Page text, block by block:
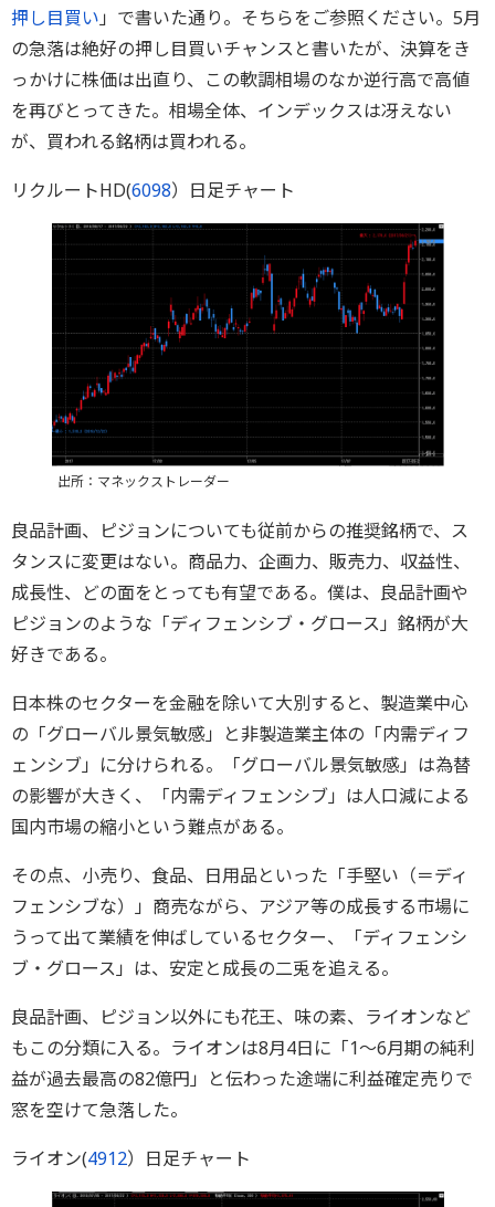
押し目買い 」で書いた通り。そちらをご参照ください。5月
の急落は絶好の押し目買いチャンスと書いたが、決算をき
っかけに株価は出直り、この軟調相場のなか逆行高で高値
を再びとってきた。相場全体、インデックスは冴えない
が、買われる銘柄は買われる。
リクルートHD(6098）日足チャート
出所：マネックストレーダー
良品計画、ピジョンについても従前からの推奨銘柄で、ス
タンスに変更はない。商品力、企画力、販売力、収益性、
成長性、どの面をとっても有望である。僕は、良品計画や
ピジョンのような「ディフェンシブ・グロース」銘柄が大
好きである。
日本株のセクターを金融を除いて大別すると、製造業中心
の「グローバル景気敏感」と非製造業主体の「内需ディフ
ェンシブ」に分けられる。「グローバル景気敏感」は為替
の影響が大きく、「内需ディフェンシブ」は人口減による
国内市場の縮小という難点がある。
その点、小売り、食品、日用品といった「手堅い（＝ディ
フェンシブな）」商売ながら、アジア等の成長する市場に
うって出て業績を伸ばしているセクター、「ディフェンシ
ブ・グロース」は、安定と成長の二兎を追える。
良品計画、ピジョン以外にも花王、味の素、ライオンなど
もこの分類に入る。ライオンは8月4日に「1～6月期の純利
益が過去最高の82億円」と伝わった途端に利益確定売りで
窓を空けて急落した。
ライオン(4912）日足チャート